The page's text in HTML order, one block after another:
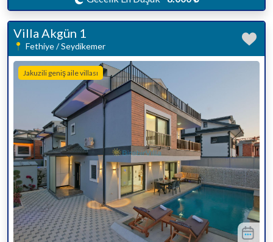
Villa Akgün 1
Fethiye / Seydikemer
Jakuzili geniş aile villası